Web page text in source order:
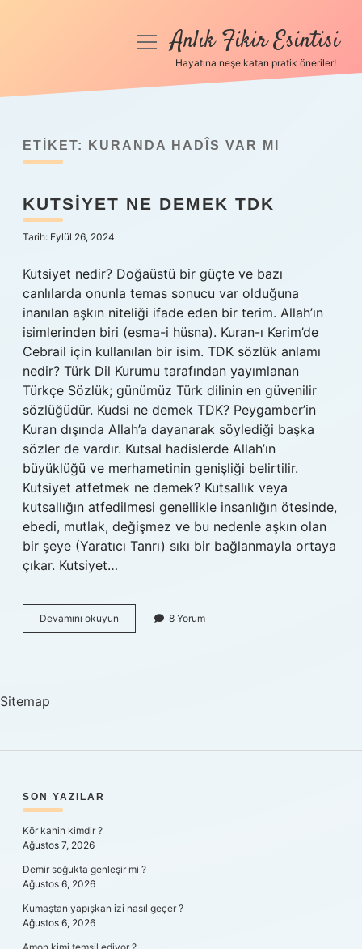
Anasayfa
Yasal Uyarı
Hakkımızda
menüyüAnlık Fikir Esintisi
Hayatına neşe katan pratik öneriler!
ETIKET: KURANDA HADÎS VAR MI
KUTSIYET NE DEMEK TDK
Tarih: Eylül 26, 2024
Kutsiyet nedir? Doğaüstü bir güçte ve bazı
canlılarda onunla temas sonucu var olduğuna
inanılan aşkın niteliği ifade eden bir terim. Allah’ın
isimlerinden biri (esma-i hüsna). Kuran-ı Kerim’de
Cebrail için kullanılan bir isim. TDK sözlük anlamı
nedir? Türk Dil Kurumu tarafından yayımlanan
Türkçe Sözlük; günümüz Türk dilinin en güvenilir
sözlüğüdür. Kudsi ne demek TDK? Peygamber’in
Kuran dışında Allah’a dayanarak söylediği başka
sözler de vardır. Kutsal hadislerde Allah’ın
büyüklüğü ve merhametinin genişliği belirtilir.
Kutsiyet atfetmek ne demek? Kutsallık veya
kutsallığın atfedilmesi genellikle insanlığın ötesinde,
ebedi, mutlak, değişmez ve bu nedenle aşkın olan
bir şeye (Yaratıcı Tanrı) sıkı bir bağlanmayla ortaya
çıkar. Kutsiyet…
Devamını okuyun Kutsiyet
Ne
8 Yorum
Sitemap
SIDEBAR
SON YAZILAR
Kör kahin kimdir ?
Ağustos 7, 2026
Demir soğukta genleşir mi ?
Ağustos 6, 2026
Kumaştan yapışkan izi nasıl geçer ?
Ağustos 6, 2026